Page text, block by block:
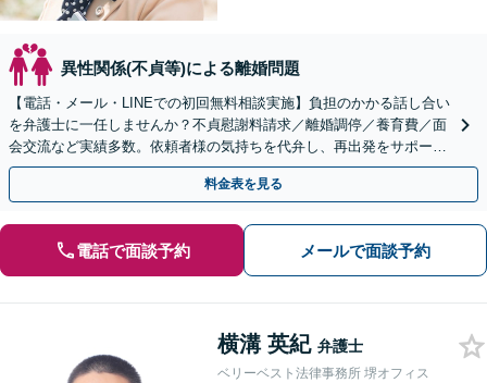
異性関係(不貞等)による離婚問題
【電話・メール・LINEでの初回無料相談実施】負担のかかる話し合い
を弁護士に一任しませんか？不貞慰謝料請求／離婚調停／養育費／面
会交流など実績多数。依頼者様の気持ちを代弁し、再出発をサポート
【完全個室】
料金表を見る
電話で面談予約 メールで面談予約
横溝 英紀 弁護士
ベリーベスト法律事務所 堺オフィス